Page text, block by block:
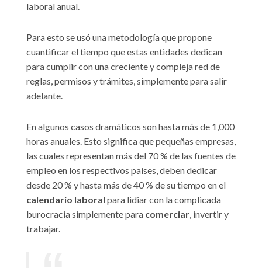
laboral anual.
Para esto se usó una metodología que propone
cuantificar el tiempo que estas entidades dedican
para cumplir con una creciente y compleja red de
reglas, permisos y trámites, simplemente para salir
adelante.
En algunos casos dramáticos son hasta más de 1,000
horas anuales. Esto significa que pequeñas empresas,
las cuales representan más del 70 % de las fuentes de
empleo en los respectivos países, deben dedicar
desde 20 % y hasta más de 40 % de su tiempo en el
calendario laboral para lidiar con la complicada
burocracia simplemente para comerciar, invertir y
trabajar.